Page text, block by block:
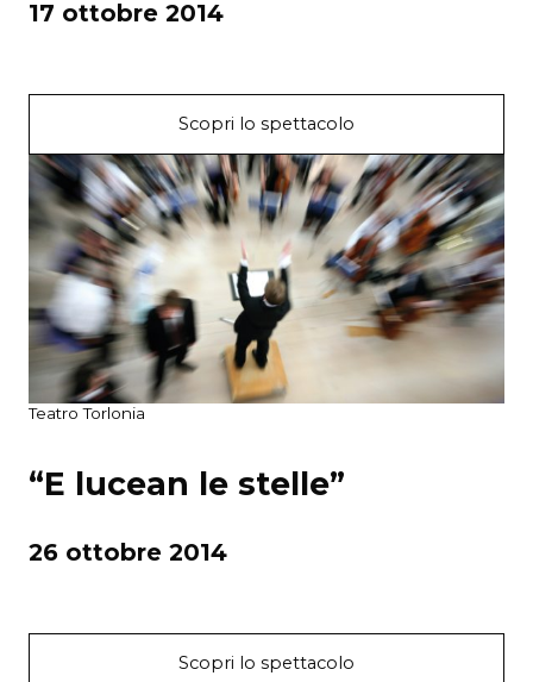
17 ottobre 2014
Scopri lo spettacolo
Teatro Torlonia
“E lucean le stelle”
26 ottobre 2014
Scopri lo spettacolo